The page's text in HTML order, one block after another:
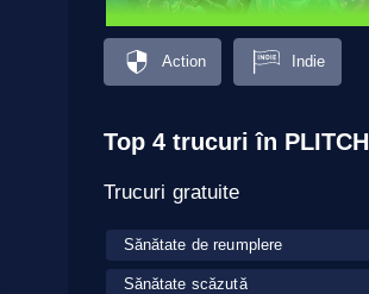
Action Indie
Top 4 trucuri în PLITCH
Trucuri gratuite
Sănătate de reumplere
Sănătate scăzută